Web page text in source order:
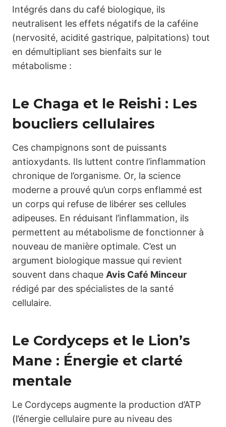
Intégrés dans du café biologique, ils
neutralisent les effets négatifs de la caféine
(nervosité, acidité gastrique, palpitations) tout
en démultipliant ses bienfaits sur le
métabolisme :
Le Chaga et le Reishi : Les
boucliers cellulaires
Ces champignons sont de puissants
antioxydants. Ils luttent contre l’inflammation
chronique de l’organisme. Or, la science
moderne a prouvé qu’un corps enflammé est
un corps qui refuse de libérer ses cellules
adipeuses. En réduisant l’inflammation, ils
permettent au métabolisme de fonctionner à
nouveau de manière optimale. C’est un
argument biologique massue qui revient
souvent dans chaque Avis Café Minceur
rédigé par des spécialistes de la santé
cellulaire.
Le Cordyceps et le Lion’s
Mane : Énergie et clarté
mentale
Le Cordyceps augmente la production d’ATP
(l’énergie cellulaire pure au niveau des